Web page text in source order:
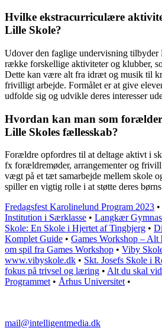
Hvilke ekstracurriculære
Lille Skole?
Udover den faglige undervisning
række forskellige aktiviteter og klubber,
Dette kan være alt fra idræt og musik til
frivilligt arbejde. Formålet er at give
udfolde sig og udvikle deres interesser
Hvordan kan man som forælder
Lille Skoles fællesskab?
Forældre opfordres til at deltage aktivt i
fx forældremøder, arrangementer og
vægt på et tæt samarbejde mellem skole
spiller en vigtig rolle i at støtte deres
Fredagsfest Karolinelund Program 2023 •
Institution i Særklasse • Langkær
Skole: En Skole i Hjertet af Tingbjerg •
Komplet Guide • Games Workshop – Alt
om spil fra Games Workshop • Viby
www.vibyskole.dk • Skt. Josefs Skole i
fokus på trivsel og læring • Alt du skal
Programmet • Århus Universitet •
mail@intelligentmedia.dk